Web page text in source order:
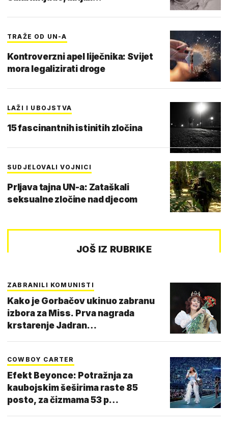
TRAŽE OD UN-A
Kontroverzni apel liječnika: Svijet
mora legalizirati droge
LAŽI I UBOJSTVA
15 fascinantnih istinitih zločina
SUDJELOVALI VOJNICI
Prljava tajna UN-a: Zataškali
seksualne zločine nad djecom
JOŠ IZ RUBRIKE
ZABRANILI KOMUNISTI
Kako je Gorbačov ukinuo zabranu
izbora za Miss. Prva nagrada
krstarenje Jadran…
COWBOY CARTER
Efekt Beyonce: Potražnja za
kaubojskim šeširima raste 85
posto, za čizmama 53 p…